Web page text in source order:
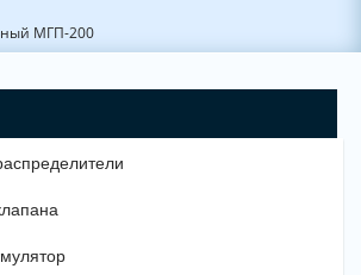
МГП-200